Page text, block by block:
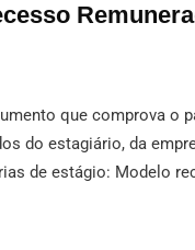
que comprova o
do estagiário, da
de estágio: Modelo